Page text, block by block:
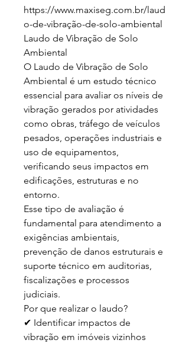
https://www.maxiseg.com.br/laud
o-de-vibração-de-solo-ambiental
Laudo de Vibração de Solo
Ambiental
O Laudo de Vibração de Solo
Ambiental é um estudo técnico
essencial para avaliar os níveis de
vibração gerados por atividades
como obras, tráfego de veículos
pesados, operações industriais e
uso de equipamentos,
verificando seus impactos em
edificações, estruturas e no
entorno.
Esse tipo de avaliação é
fundamental para atendimento a
exigências ambientais,
prevenção de danos estruturais e
suporte técnico em auditorias,
fiscalizações e processos
judiciais.
Por que realizar o laudo?
✔ Identificar impactos de
vibração em imóveis vizinhos